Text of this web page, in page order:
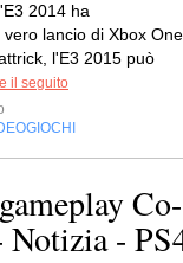
2014 ha
lancio di Xbox One
l'E3 2015 può
il seguito
Co-
Notizia -